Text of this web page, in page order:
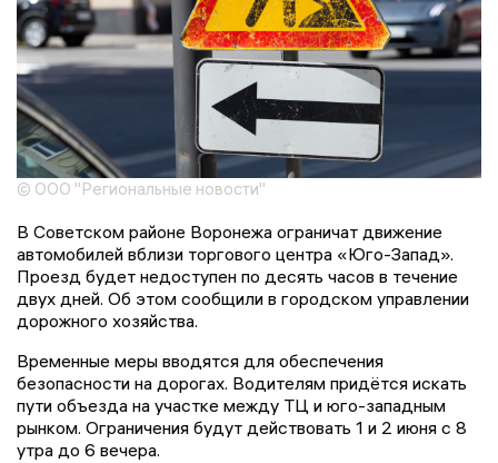
© ООО "Региональные новости"
В Советском районе Воронежа ограничат движение
автомобилей вблизи торгового центра «Юго-Запад».
Проезд будет недоступен по десять часов в течение
двух дней. Об этом сообщили в городском управлении
дорожного хозяйства.
Временные меры вводятся для обеспечения
безопасности на дорогах. Водителям придётся искать
пути объезда на участке между ТЦ и юго-западным
рынком. Ограничения будут действовать 1 и 2 июня с 8
утра до 6 вечера.